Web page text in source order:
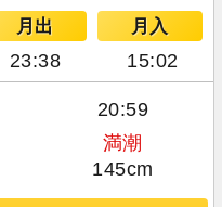
月出 月入
23:38 15:02
20:59
満潮
145cm